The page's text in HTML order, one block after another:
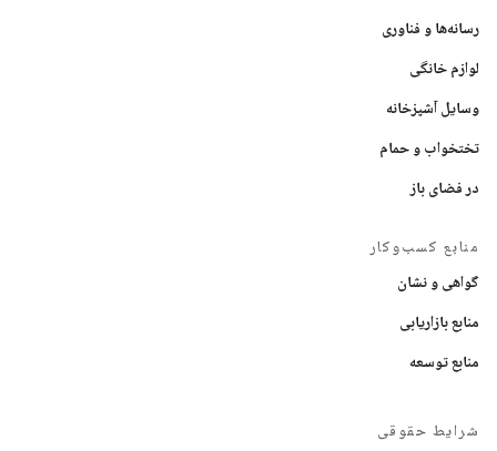
رسانه‌ها و فناوری
لوازم خانگی
وسایل آشپزخانه
تختخواب و حمام
در فضای باز
منابع کسب‌وکار
گواهی و نشان
منابع بازاریابی
منابع توسعه
شرایط حقوقی